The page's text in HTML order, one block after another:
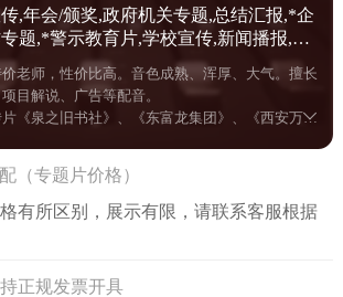
,年会/颁奖,政府机关专题,总结汇报,*企
题,*警示教育片,学校宣传,新闻播报,城
科普解说,产品解说,人物专题,项目规划,
,旅游风光,品牌宣传,医院宣传,纪实记
纪录片,语音IC/TTS,培训课件教学,广告
,促销叫卖广告,节日广告,商场广播,自媒
老师，性价比高。音色成熟、浑厚、大气。擅长
目解说、广告等配音。
《泉之旧书社》、《东富龙集团》、《西安万通
（专题片价格）
有所区别，展示有限，请联系客服根据
正规发票开具